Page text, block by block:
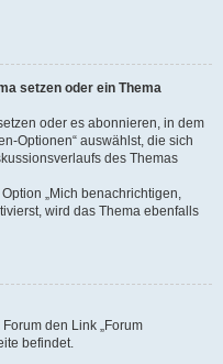
setzen oder ein Thema
oder es abonnieren, in dem
Optionen“ auswählst, die sich
des Themas
„Mich benachrichtigen,
wird das Thema ebenfalls
den Link „Forum
befindet.